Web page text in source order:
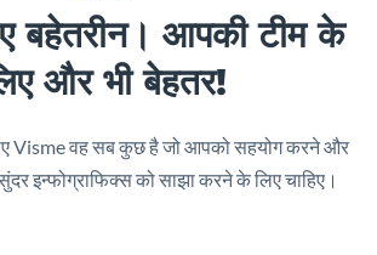
बहेतरीन। आपकी टीम के
और भी बेहतर!
Visme वह सब कुछ है जो आपको सहयोग करने और
इन्फोग्राफिक्स को साझा करने के लिए चाहिए।